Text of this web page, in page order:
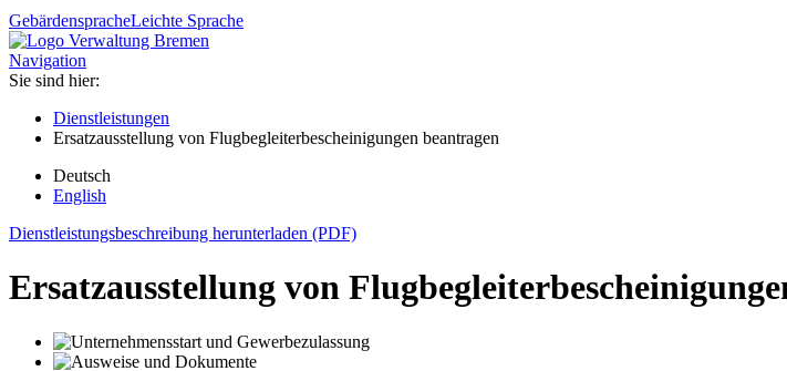
GebärdenspracheLeichte Sprache
Navigation
Sie sind hier:
Dienstleistungen
Ersatzausstellung von Flugbegleiterbescheinigungen beantragen
Deutsch
English
Dienstleistungsbeschreibung herunterladen (PDF)
Ersatzausstellung von